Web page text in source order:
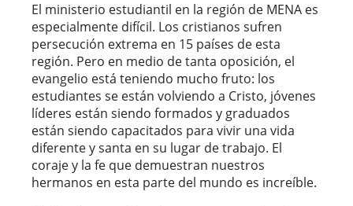
El ministerio estudiantil en la región de MENA es
especialmente difícil. Los cristianos sufren
persecución extrema en 15 países de esta
región. Pero en medio de tanta oposición, el
evangelio está teniendo mucho fruto: los
estudiantes se están volviendo a Cristo, jóvenes
líderes están siendo formados y graduados
están siendo capacitados para vivir una vida
diferente y santa en su lugar de trabajo. El
coraje y la fe que demuestran nuestros
hermanos en esta parte del mundo es increíble.